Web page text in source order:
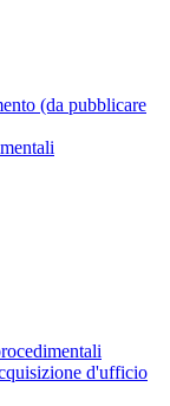
(da pubblicare
d'ufficio